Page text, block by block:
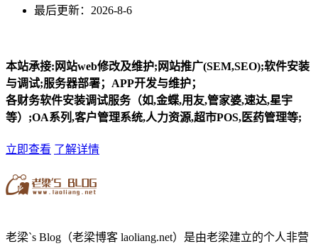
最后更新：2026-8-6
本站承接:网站web修改及维护;网站推广(SEM,SEO);软件安装
与调试;服务器部署；APP开发与维护；
各财务软件安装调试服务（如,金蝶,用友,管家婆,速达,星宇
等）;OA系列,客户管理系统,人力资源,超市POS,医药管理等;
立即查看 了解详情
老梁`s Blog（老梁博客 laoliang.net）是由老梁建立的个人非营